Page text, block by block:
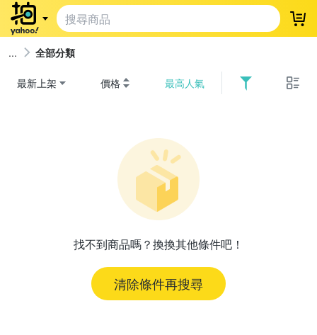
登
全部分類
最新上架 價格 最高人氣
找不到商品嗎？換換其他條件吧！
清除條件再搜尋